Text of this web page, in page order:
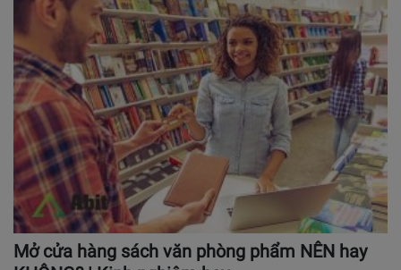
Mở cửa hàng sách văn phòng phẩm NÊN hay